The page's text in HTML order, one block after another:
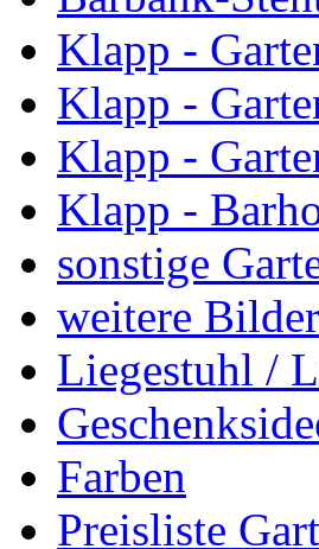
Klapp -
Klapp -
Klapp -
Klapp -
sonstige
weitere Bilder
Liegestuhl /
Farben
Preisliste